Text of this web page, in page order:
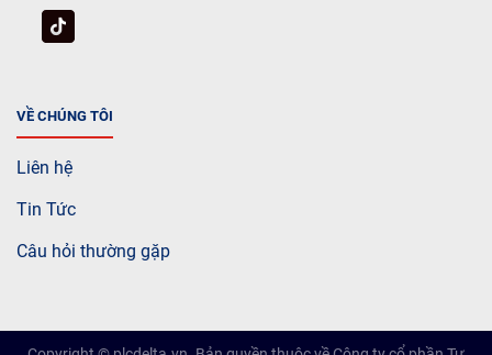
VỀ CHÚNG TÔI
Liên hệ
Tin Tức
Câu hỏi thường gặp